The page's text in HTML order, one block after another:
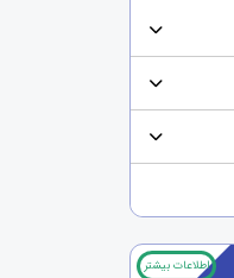
اطلاعات بیشتر